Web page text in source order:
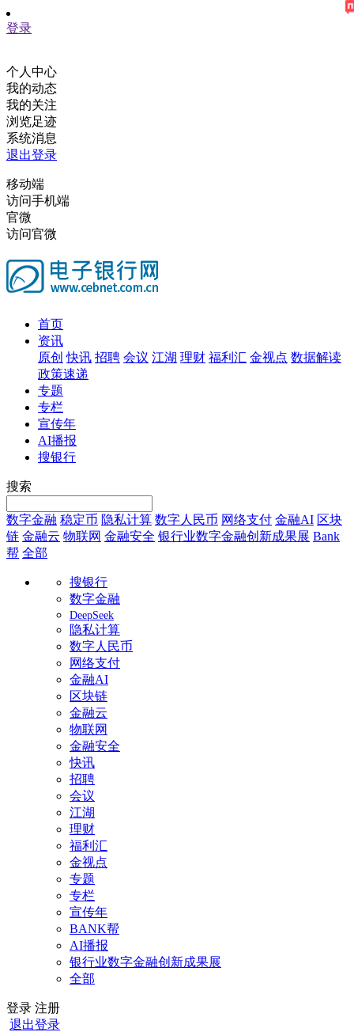
登录
个人中心
我的动态
我的关注
浏览足迹
系统消息
退出登录
移动端
访问手机端
官微
访问官微
首页
资讯
原创 快讯 招聘 会议 江湖 理财 福利汇 金视点 数据解读
政策速递
专题
专栏
宣传年
AI播报
搜银行
搜索
数字金融 稳定币 隐私计算 数字人民币 网络支付 金融AI 区块
链 金融云 物联网 金融安全 银行业数字金融创新成果展 Bank
帮 全部
搜银行
数字金融
DeepSeek
隐私计算
数字人民币
网络支付
金融AI
区块链
金融云
物联网
金融安全
快讯
招聘
会议
江湖
理财
福利汇
金视点
专题
专栏
宣传年
BANK帮
AI播报
银行业数字金融创新成果展
全部
登录 注册
退出登录